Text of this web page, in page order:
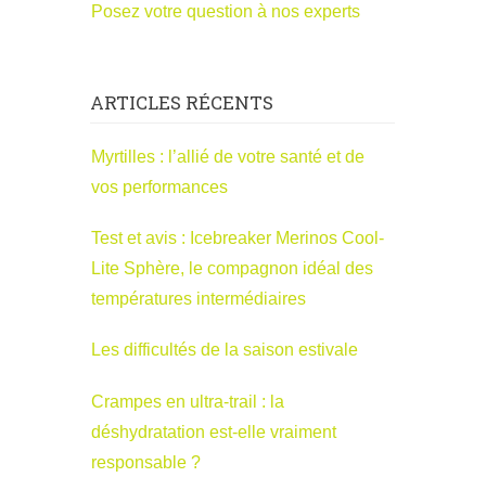
Posez votre question à nos experts
ARTICLES RÉCENTS
Myrtilles : l’allié de votre santé et de
vos performances
Test et avis : Icebreaker Merinos Cool-
Lite Sphère, le compagnon idéal des
températures intermédiaires
Les difficultés de la saison estivale
Crampes en ultra-trail : la
déshydratation est-elle vraiment
responsable ?